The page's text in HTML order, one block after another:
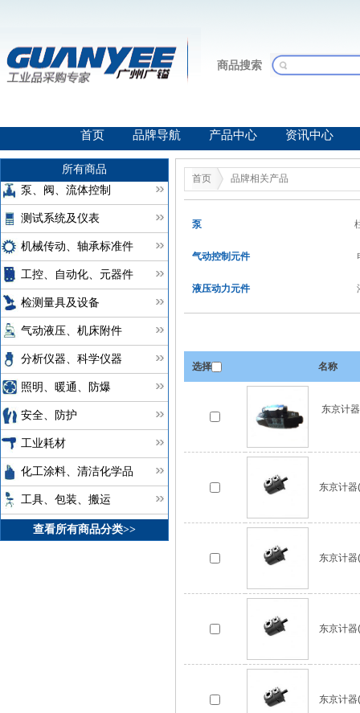
商品搜索
首页 品牌导航 产品中心 资讯中心
所有商品
泵、阀、流体控制
测试系统及仪表
机械传动、轴承标准件
工控、自动化、元器件
检测量具及设备
气动液压、机床附件
分析仪器、科学仪器
照明、暖通、防爆
安全、防护
工业耗材
化工涂料、清洁化学品
工具、包装、搬运
查看所有商品分类>>
首页 品牌相关产品
泵
气动控制元件
液压动力元件
选择 名称
东京计
东京计
东京计
东京计
东京计